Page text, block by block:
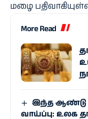
மழை
More Read
இந்த ஆண்டு
வாய்ப்பு: உலக